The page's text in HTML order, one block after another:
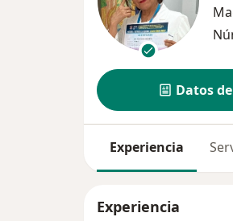
Datos
Experiencia
Experiencia